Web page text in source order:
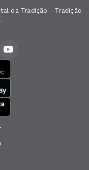
da Tradição - Tradição